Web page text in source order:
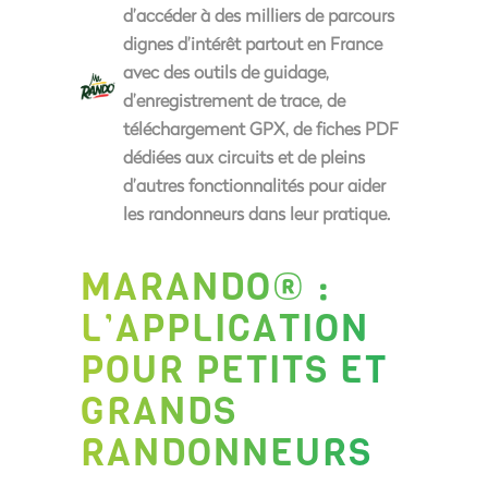
d’accéder à des milliers de parcours
dignes d’intérêt partout en France
avec des outils de guidage,
d’enregistrement de trace, de
téléchargement GPX, de fiches PDF
dédiées aux circuits et de pleins
d’autres fonctionnalités pour aider
les randonneurs dans leur pratique.
MARANDO® :
L’APPLICATION
POUR PETITS ET
GRANDS
RANDONNEURS